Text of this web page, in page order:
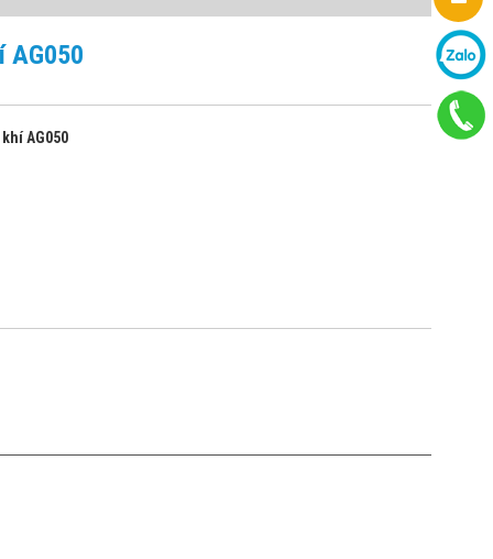
AG050
AG050